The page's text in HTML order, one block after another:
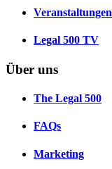
Veranstaltungen
Legal 500 TV
Über uns
The Legal 500
FAQs
Marketing